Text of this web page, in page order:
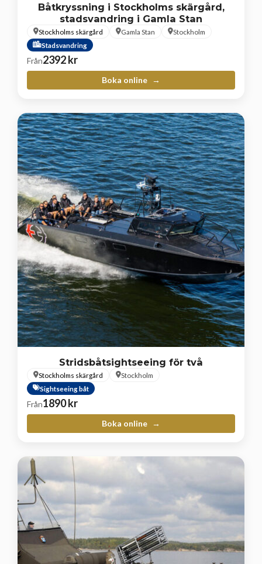
Båtkryssning i Stockholms skärgård,
stadsvandring i Gamla Stan
Stockholms skärgård Gamla Stan
Stockholm
Stadsvandring
Från2392kr
Boka online
Stridsbåtsightseeing för två
Stockholms skärgård
Stockholm
Sightseeing båt
Från1890kr
Boka online